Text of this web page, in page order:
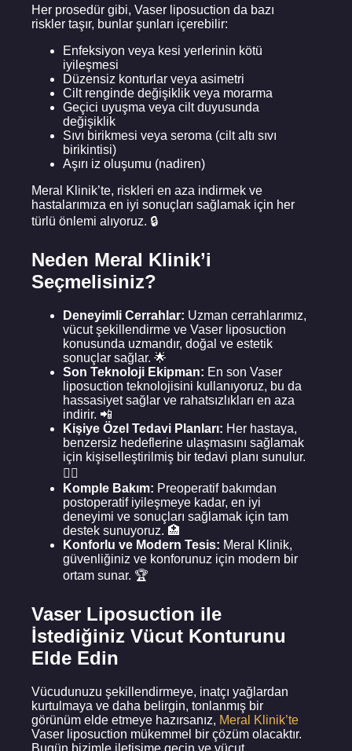
Her prosedür gibi, Vaser liposuction da bazı
riskler taşır, bunlar şunları içerebilir:
Enfeksiyon veya kesi yerlerinin kötü
iyileşmesi
Düzensiz konturlar veya asimetri
Cilt renginde değişiklik veya morarma
Geçici uyuşma veya cilt duyusunda
değişiklik
Sıvı birikmesi veya seroma (cilt altı sıvı
birikintisi)
Aşırı iz oluşumu (nadiren)
Meral Klinik’te, riskleri en aza indirmek ve
hastalarımıza en iyi sonuçları sağlamak için her
türlü önlemi alıyoruz. 🔒
Neden Meral Klinik’i
Seçmelisiniz?
Deneyimli Cerrahlar: Uzman cerrahlarımız,
vücut şekillendirme ve Vaser liposuction
konusunda uzmandır, doğal ve estetik
sonuçlar sağlar. 🌟
Son Teknoloji Ekipman: En son Vaser
liposuction teknolojisini kullanıyoruz, bu da
hassasiyet sağlar ve rahatsızlıkları en aza
indirir. 📲
Kişiye Özel Tedavi Planları: Her hastaya,
benzersiz hedeflerine ulaşmasını sağlamak
için kişiselleştirilmiş bir tedavi planı sunulur.
🧑‍⚕️
Komple Bakım: Preoperatif bakımdan
postoperatif iyileşmeye kadar, en iyi
deneyimi ve sonuçları sağlamak için tam
destek sunuyoruz. 🏥
Konforlu ve Modern Tesis: Meral Klinik,
güvenliğiniz ve konforunuz için modern bir
ortam sunar. 🏆
Vaser Liposuction ile
İstediğiniz Vücut Konturunu
Elde Edin
Vücudunuzu şekillendirmeye, inatçı yağlardan
kurtulmaya ve daha belirgin, tonlanmış bir
görünüm elde etmeye hazırsanız, Meral Klinik’te
Vaser liposuction mükemmel bir çözüm olacaktır.
Bugün bizimle iletişime geçin ve vücut